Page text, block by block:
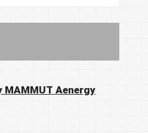
MAMMUT Aenergy